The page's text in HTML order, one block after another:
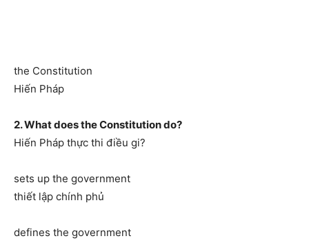
the Constitution
Hiến Pháp
2. What does the Constitution do?
Hiến Pháp thực thi điều gi?
sets up the government
thiết lập chính phủ
defines the government